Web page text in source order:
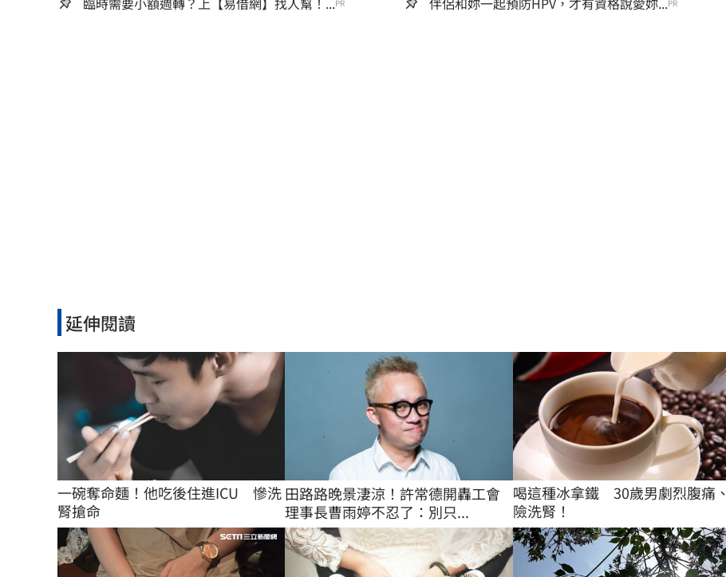
PR PR
延伸閱讀
一碗奪命麵！他吃後住進ICU　慘洗
腎搶命
田路路晚景淒涼！許常德開轟工會
理事長曹雨婷不忍了：別只...
喝這種冰拿鐵　30歲男劇烈腹痛、
險洗腎！